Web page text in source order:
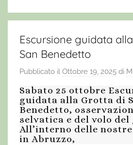
Escursione guidata
San Benedetto
Pubblicato il Ottobre 19, 2025 di
Sabato 25 ottobre
guidata alla Grotta di
Benedetto,
selvatica e del volo
All’interno delle
in Abruzzo,